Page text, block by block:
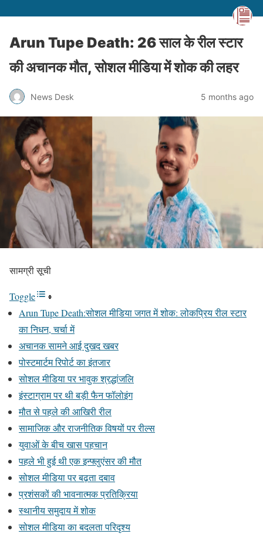
Arun Tupe Death: 26 साल के रील स्टार
की अचानक मौत, सोशल मीडिया में शोक की लहर
News Desk 5 months ago
सामग्री सूची
Toggle
Arun Tupe Death:सोशल मीडिया जगत में शोक: लोकप्रिय रील स्टार
का निधन, चर्चा में
अचानक सामने आई दुखद खबर
पोस्टमार्टम रिपोर्ट का इंतजार
सोशल मीडिया पर भावुक श्रद्धांजलि
इंस्टाग्राम पर थी बड़ी फैन फॉलोइंग
मौत से पहले की आखिरी रील
सामाजिक और राजनीतिक विषयों पर रील्स
युवाओं के बीच खास पहचान
पहले भी हुई थी एक इन्फ्लुएंसर की मौत
सोशल मीडिया पर बढ़ता दबाव
प्रशंसकों की भावनात्मक प्रतिक्रिया
स्थानीय समुदाय में शोक
सोशल मीडिया का बदलता परिदृश्य